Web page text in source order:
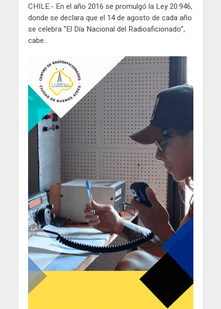
CHILE.- En el año 2016 se promulgó la Ley 20.946,
donde se declara que el 14 de agosto de cada año
se celebra “El Día Nacional del Radioaficionado”,
cabe...